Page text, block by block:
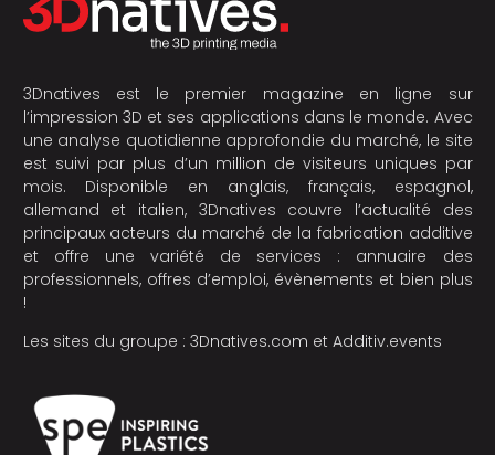
3Dnatives est le premier magazine en ligne sur
l’impression 3D et ses applications dans le monde. Avec
une analyse quotidienne approfondie du marché, le site
est suivi par plus d’un million de visiteurs uniques par
mois. Disponible en anglais, français, espagnol,
allemand et italien, 3Dnatives couvre l’actualité des
principaux acteurs du marché de la fabrication additive
et offre une variété de services : annuaire des
professionnels, offres d’emploi, évènements et bien plus
!
Les sites du groupe : 3Dnatives.com et Additiv.events